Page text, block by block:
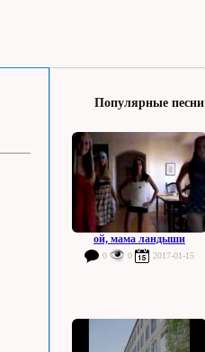
Популярные песни
ой, мама ландыши
0 0 2017-01-15